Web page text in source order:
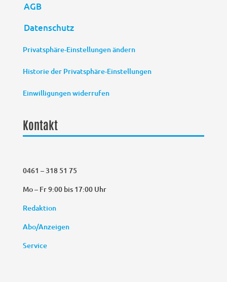
AGB
Datenschutz
Privatsphäre-Einstellungen ändern
Historie der Privatsphäre-Einstellungen
Einwilligungen widerrufen
Kontakt
0461 – 318 51 75
Mo – Fr 9:00 bis 17:00 Uhr
Redaktion
Abo/Anzeigen
Service